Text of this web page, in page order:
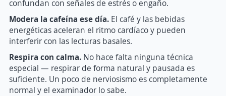
confundan con señales de estrés o engaño.
Modera la cafeína ese día. El café y las bebidas
energéticas aceleran el ritmo cardíaco y pueden
interferir con las lecturas basales.
Respira con calma. No hace falta ninguna técnica
especial — respirar de forma natural y pausada es
suficiente. Un poco de nerviosismo es completamente
normal y el examinador lo sabe.